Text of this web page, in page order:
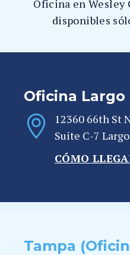
Oficina en Wesley
disponibles
Oficina Largo
12360 66th St
Suite C-7
CÓMO
Tampa